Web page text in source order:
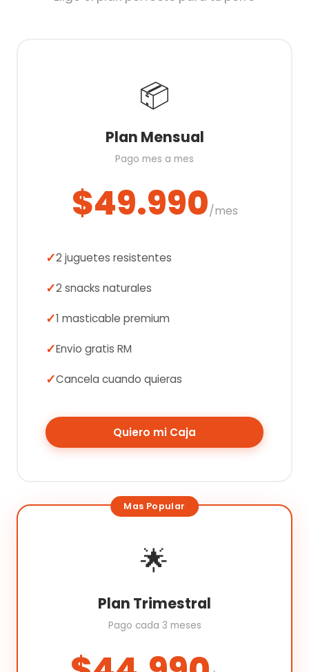
📦
Plan Mensual
Pago mes a mes
$49.990/mes
2 juguetes resistentes
2 snacks naturales
1 masticable premium
Envio gratis RM
Cancela cuando quieras
Quiero mi Caja
🌟
Plan Trimestral
Pago cada 3 meses